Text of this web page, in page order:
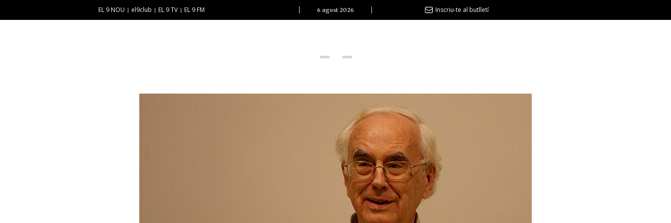
Novetats discogràfiques
El Clàssic | ELS 3 TAMBORS
TEMÀTIQUES
EL 9 NOU el9club EL 9 TV EL 9 FM 6 agost 2026 Inscriu-te al butlletí